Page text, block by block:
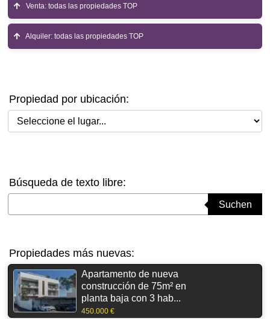
Venta: todas las propiedades TOP
Alquiler: todas las propiedades TOP
Propiedad por ubicación:
Seleccione el lugar
Búsqueda de texto libre:
Suchen
Propiedades más nuevas:
Apartamento de nueva
construcción de 75m² en
planta baja con 3 hab...
450.000 €